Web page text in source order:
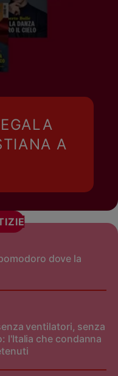
A
dove la
ventilatori, senza
l'Italia che condanna